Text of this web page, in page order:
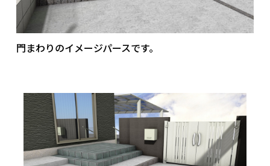
門まわりのイメージパースです。